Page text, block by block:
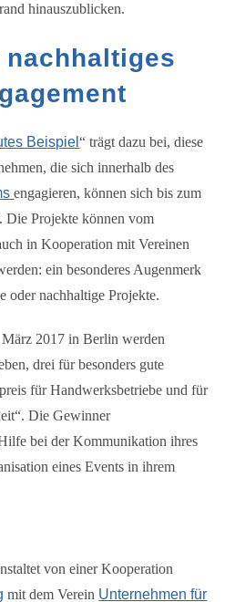
hinauszublicken.
Beispiel“ trägt dazu bei, diese
die sich innerhalb des
engagieren, können sich bis zum
Die Projekte können vom
in Kooperation mit Vereinen
ein besonderes Augenmerk
oder nachhaltige Projekte.
2017 in Berlin werden
drei für besonders gute
für Handwerksbetriebe und für
Die Gewinner
bei der Kommunikation ihres
eines Events in ihrem
von einer Kooperation
mit dem Verein Unternehmen für